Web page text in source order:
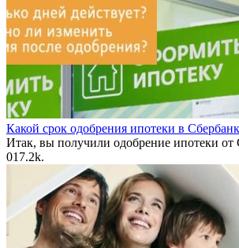
Какой срок одобрения ипотеки в
Итак, вы получили одобрение ипотеки от
017.2k.